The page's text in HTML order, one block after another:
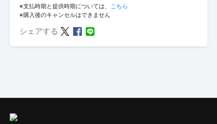
※支払時期と提供時期については、 こちら
※購入後のキャンセルはできません
シェアする